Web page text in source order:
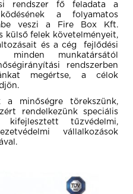
rendszer fő feladata a
a folyamatos
veszi a Fire Box Kft.
külső felek követelményeit,
és a cég fejlődési
minden munkatársától
rendszerben
megértse, a célok
a minőségre törekszünk,
rendelkezünk speciális
kifejlesztett tűzvédelmi,
vállalkozások